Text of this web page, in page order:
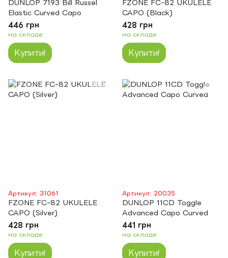
DUNLOP 7193 Bill Russel
Elastic Curved Capo
446 грн
на складе
Купити!
FZONE FC-82 UKULELE
CAPO (Black)
428 грн
на складе
Купити!
Артикул: 31061
FZONE FC-82 UKULELE
CAPO (Silver)
428 грн
на складе
Купити!
Артикул: 20035
DUNLOP 11CD Toggle
Advanced Capo Curved
441 грн
на складе
Купити!